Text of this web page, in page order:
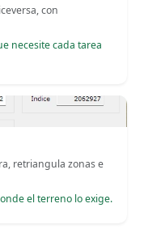
con
necesite cada tarea
retriangula zonas e
el terreno lo exige.